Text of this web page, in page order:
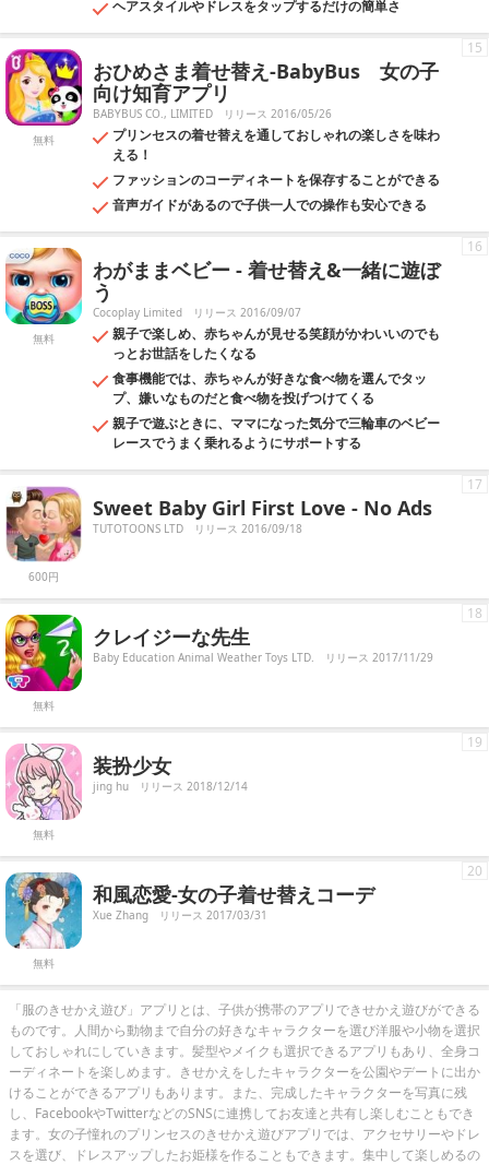
ヘアスタイルやドレスをタップするだけの簡単さ
無料
おひめさま着せ替え-BabyBus 女の子
向け知育アプリ
BABYBUS CO., LIMITED リリース 2016/05/26
プリンセスの着せ替えを通しておしゃれの楽しさを味わ
える！
ファッションのコーディネートを保存することができる
音声ガイドがあるので子供一人での操作も安心できる
15
無料
わがままベビー - 着せ替え&一緒に遊ぼ
う
Cocoplay Limited リリース 2016/09/07
親子で楽しめ、赤ちゃんが見せる笑顔がかわいいのでも
っとお世話をしたくなる
食事機能では、赤ちゃんが好きな食べ物を選んでタッ
プ、嫌いなものだと食べ物を投げつけてくる
親子で遊ぶときに、ママになった気分で三輪車のベビー
レースでうまく乗れるようにサポートする
16
600円
Sweet Baby Girl First Love - No Ads
TUTOTOONS LTD リリース 2016/09/18
17
無料
クレイジーな先生
Baby Education Animal Weather Toys LTD. リリース 2017/11/29
18
無料
装扮少女
jing hu リリース 2018/12/14
19
無料
和風恋愛-女の子着せ替えコーデ
Xue Zhang リリース 2017/03/31
20
「服のきせかえ遊び」アプリとは、子供が携帯のアプリできせかえ遊びができる
ものです。人間から動物まで自分の好きなキャラクターを選び洋服や小物を選択
しておしゃれにしていきます。髪型やメイクも選択できるアプリもあり、全身コ
ーディネートを楽しめます。きせかえをしたキャラクターを公園やデートに出か
けることができるアプリもあります。また、完成したキャラクターを写真に残
し、FacebookやTwitterなどのSNSに連携してお友達と共有し楽しむこともでき
ます。女の子憧れのプリンセスのきせかえ遊びアプリでは、アクセサリーやドレ
スを選び、ドレスアップしたお姫様を作ることもできます。集中して楽しめるの